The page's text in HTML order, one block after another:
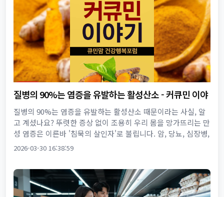
질병의 90%는 염증을 유발하는 활성산소 - 커큐민 이야
기
질병의 90%는 염증을 유발하는 활성산소 때문이라는 사실, 알
고 계셨나요? 뚜렷한 증상 없이 조용히 우리 몸을 망가뜨리는 만
성 염증은 이른바 '침묵의 살인자'로 불립니다. 암, 당뇨, 심장병,
치매에 이르기까지, 현대인을 괴롭히는 이 무서운 만성 질환...
2026-03-30 16:38:59